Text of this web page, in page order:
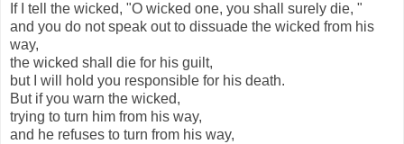
If I tell the wicked, "O wicked one, you shall surely die, "
and you do not speak out to dissuade the wicked from his
way,
the wicked shall die for his guilt,
but I will hold you responsible for his death.
But if you warn the wicked,
trying to turn him from his way,
and he refuses to turn from his way,